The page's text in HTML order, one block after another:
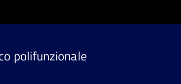
polifunzionale